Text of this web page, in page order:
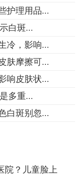
护理用品...
白斑...
冷，影响...
肤摩擦可...
响皮肤状...
多重...
白斑别忽...
院？儿童脸上